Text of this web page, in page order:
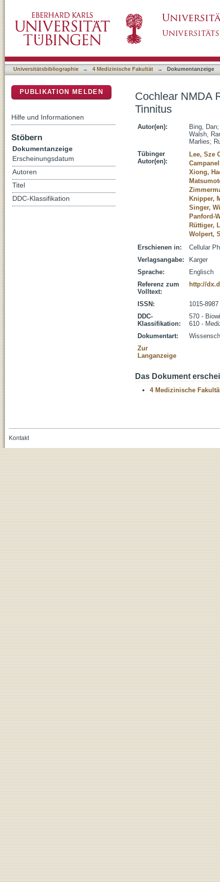
Universitätsbibliographie → 4 Medizinische Fakultät → Dokumentanzeige
Cochlear NMDA
Tinnitus
Autor(en): Bing, Dan
Walsh,
Marlies;
Tübinger
Autor(en):
Lee, Sze
Xiong,
Knipper,
Singer,
Panford-
Rüttiger,
Wolpert,
Erschienen in:
Cellular
Verlagsangabe:
Karger
Sprache:
Englisch
Referenz zum
Volltext:
http://
ISSN:
1015-8987
DDC-
Klassifikation:
570 -
610 -
Dokumentart:
Zur
Langanzeige
Das Dokument
4 Medizinische
PUBLIKATION MELDEN
Hilfe und Informationen
Stöbern
Dokumentanzeige
Erscheinungsdatum
Autoren
Titel
DDC-Klassifikation
Kontakt